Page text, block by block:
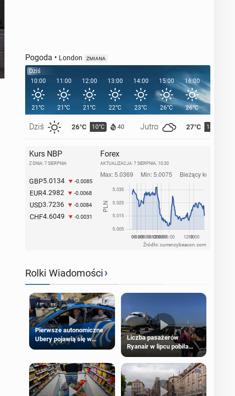
Pogoda • London ZMIANA
Dziś
10:00
21°C
Dziś 26°C 10°C 40 Jutro 27°C 14°C
11:00
21°C
12:00
21°C
13:00
22°C
14:00
23°C
15:00
26°C
16:00
26°C
17:00
Kurs NBP
Z DNIA: 7 SIERPNIA
GBP5.0134 -0.0085
EUR4.2982 -0.0068
USD3.7236 -0.0084
CHF4.6049 -0.0031
Forex
AKTUALIZACJA: 7 SIERPNIA, 10:30
Źródło: currencybeacon.com
Rolki Wiadomości›
Pierwsze autonomiczne
Ubery pojawią się w
Londynie jeszcze tego
Liczba pasażerów
Ryanair w lipcu pobiła
rekord